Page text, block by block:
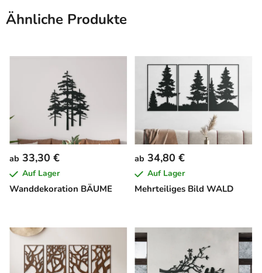
Ähnliche Produkte
Wanddekoration BÄUME
ab 33,30 €
Auf Lager
Mehrteiliges Bild WALD
ab 34,80 €
Auf Lager